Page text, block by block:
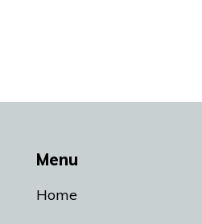
Menu
Home